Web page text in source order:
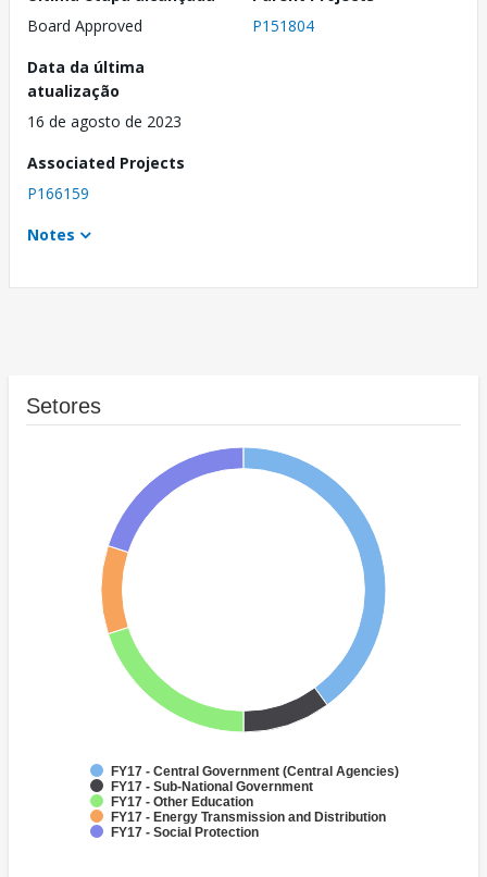
Board Approved
P151804
Data da última
atualização
16 de agosto de 2023
Associated Projects
P166159
Notes
Setores
FY17 - Central Government (Central Agencies)
FY17 - Sub-National Government
FY17 - Other Education
FY17 - Energy Transmission and Distribution
FY17 - Social Protection